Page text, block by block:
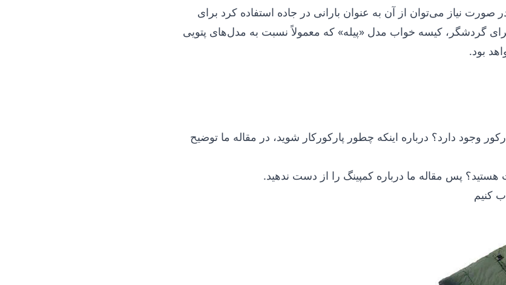
نیاز می‌توان از آن به عنوان بارانی در جاده استفاده کرد برای
گردشگر، کیسه خواب مدل «پیله» که معمولاً نسبت به مدل‌های پتویی
بود.
وجود دارد؟ درباره اینکه چطور پارکورکار شوید، در مقاله ما توضیح
هستید؟ پس مقاله ما درباره کمپینگ را از دست ندهید.
کنیم